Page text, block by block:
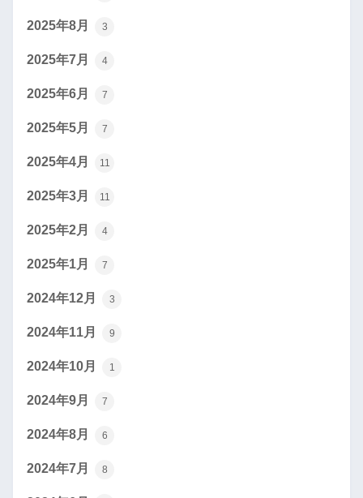
2025年8月 3
2025年7月 4
2025年6月 7
2025年5月 7
2025年4月 11
2025年3月 11
2025年2月 4
2025年1月 7
2024年12月 3
2024年11月 9
2024年10月 1
2024年9月 7
2024年8月 6
2024年7月 8